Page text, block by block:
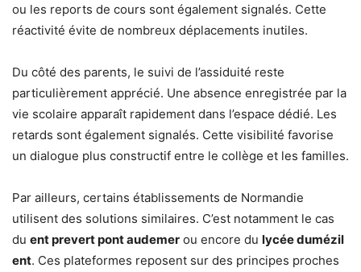
ou les reports de cours sont également signalés. Cette
réactivité évite de nombreux déplacements inutiles.
Du côté des parents, le suivi de l’assiduité reste
particulièrement apprécié. Une absence enregistrée par la
vie scolaire apparaît rapidement dans l’espace dédié. Les
retards sont également signalés. Cette visibilité favorise
un dialogue plus constructif entre le collège et les familles.
Par ailleurs, certains établissements de Normandie
utilisent des solutions similaires. C’est notamment le cas
du ent prevert pont audemer ou encore du lycée dumézil
ent. Ces plateformes reposent sur des principes proches